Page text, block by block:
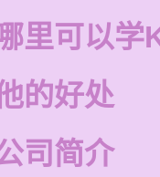
里可以学
的好处
司简介